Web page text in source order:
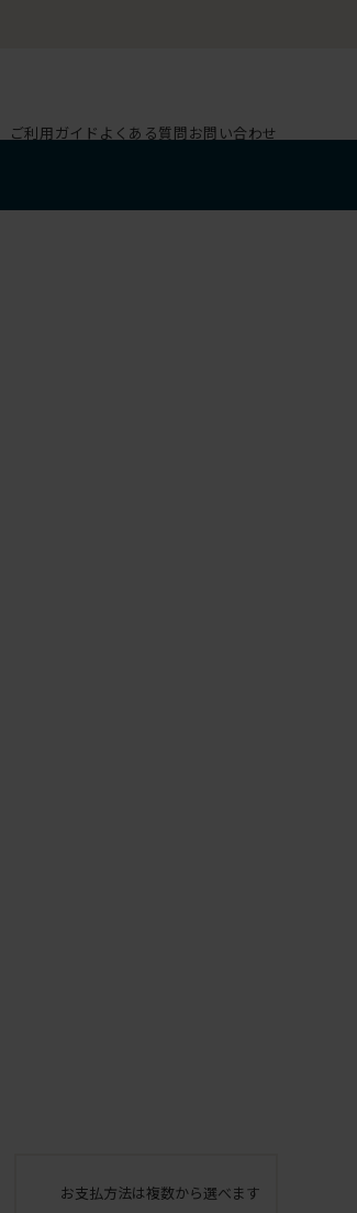
ご利用ガイド よくある質問お問い合わせ
お支払方法は複数から選べます